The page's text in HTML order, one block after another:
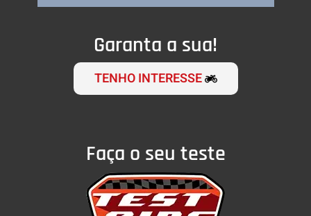
Garanta a sua!
TENHO INTERESSE
Faça o seu teste